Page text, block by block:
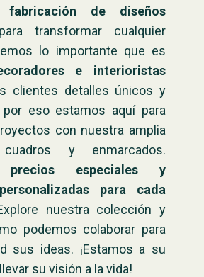
fabricación de diseños
para transformar cualquier
lo importante que es
e interioristas
clientes detalles únicos y
eso estamos aquí para
con nuestra amplia
y enmarcados.
precios especiales y
para cada
nuestra colección y
podemos colaborar para
sus ideas. ¡Estamos a su
su visión a la vida!